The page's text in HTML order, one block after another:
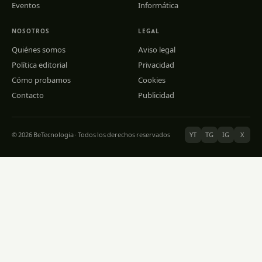
Eventos
Informática
NOSOTROS
Quiénes somos
Política editorial
Cómo probamos
Contacto
LEGAL
Aviso legal
Privacidad
Cookies
Publicidad
© 2026 BeTecnologia · Todos los derechos reservados YT TG IG X